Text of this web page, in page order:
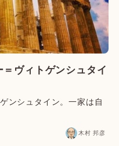
ヴィトゲンシュタイ
ンシュタイン。一家は自
木村 邦彦